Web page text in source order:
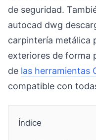
de seguridad.
autocad dwg
carpintería metálica
exteriores de forma
de las herramientas
compatible con
Índice